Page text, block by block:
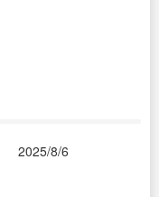
2025/8/6